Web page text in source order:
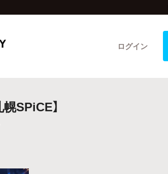
ログイン
間近のプロジェクト
特集から探す
SPiCE】